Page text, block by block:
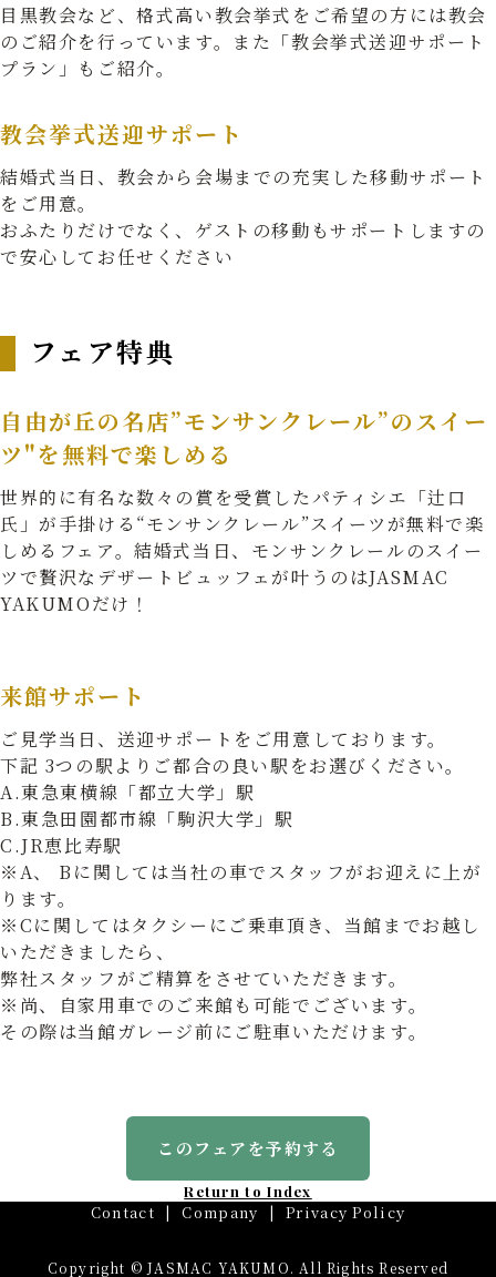
目黒教会など、格式高い教会挙式をご希望の方には教会
のご紹介を行っています。また「教会挙式送迎サポート
プラン」もご紹介。
教会挙式送迎サポート
結婚式当日、教会から会場までの充実した移動サポート
をご用意。
おふたりだけでなく、ゲストの移動もサポートしますの
で安心してお任せください
フェア特典
自由が丘の名店”モンサンクレール”のスイー
ツ"を無料で楽しめる
世界的に有名な数々の賞を受賞したパティシエ「辻口
氏」が手掛ける“モンサンクレール”スイーツが無料で楽
しめるフェア。結婚式当日、モンサンクレールのスイー
ツで贅沢なデザートビュッフェが叶うのはJASMAC
YAKUMOだけ！
来館サポート
ご見学当日、送迎サポートをご用意しております。
下記 3つの駅よりご都合の良い駅をお選びください。
A.東急東横線「都立大学」駅
B.東急田園都市線「駒沢大学」駅
C.JR恵比寿駅
※A、 Bに関しては当社の車でスタッフがお迎えに上が
ります。
※Cに関してはタクシーにご乗車頂き、当館までお越し
いただきましたら、
弊社スタッフがご精算をさせていただきます。
※尚、自家用車でのご来館も可能でございます。
その際は当館ガレージ前にご駐車いただけます。
このフェアを予約する
Return to Index
Contact Company Privacy Policy
Copyright © JASMAC YAKUMO. All Rights Reserved